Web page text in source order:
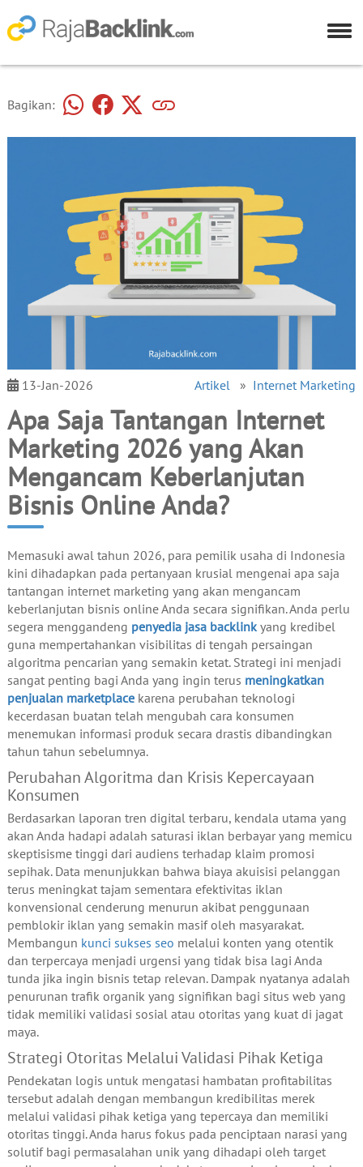
Bagikan:
13-Jan-2026 Artikel » Internet Marketing
Apa Saja Tantangan Internet
Marketing 2026 yang Akan
Mengancam Keberlanjutan
Bisnis Online Anda?
Memasuki awal tahun 2026, para pemilik usaha di Indonesia
kini dihadapkan pada pertanyaan krusial mengenai apa saja
tantangan internet marketing yang akan mengancam
keberlanjutan bisnis online Anda secara signifikan. Anda perlu
segera menggandeng penyedia jasa backlinkyang kredibel
guna mempertahankan visibilitas di tengah persaingan
algoritma pencarian yang semakin ketat. Strategi ini menjadi
sangat penting bagi Anda yang ingin terus meningkatkan
penjualan marketplacekarena perubahan teknologi
kecerdasan buatan telah mengubah cara konsumen
menemukan informasi produk secara drastis dibandingkan
tahun tahun sebelumnya.
Perubahan Algoritma dan Krisis Kepercayaan
Konsumen
Berdasarkan laporan tren digital terbaru, kendala utama yang
akan Anda hadapi adalah saturasi iklan berbayar yang memicu
skeptisisme tinggi dari audiens terhadap klaim promosi
sepihak. Data menunjukkan bahwa biaya akuisisi pelanggan
terus meningkat tajam sementara efektivitas iklan
konvensional cenderung menurun akibat penggunaan
pemblokir iklan yang semakin masif oleh masyarakat.
Membangun kunci sukses seo melalui konten yang otentik
dan terpercaya menjadi urgensi yang tidak bisa lagi Anda
tunda jika ingin bisnis tetap relevan. Dampak nyatanya adalah
penurunan trafik organik yang signifikan bagi situs web yang
tidak memiliki validasi sosial atau otoritas yang kuat di jagat
maya.
Strategi Otoritas Melalui Validasi Pihak Ketiga
Pendekatan logis untuk mengatasi hambatan profitabilitas
tersebut adalah dengan membangun kredibilitas merek
melalui validasi pihak ketiga yang tepercaya dan memiliki
otoritas tinggi. Anda harus fokus pada penciptaan narasi yang
solutif bagi permasalahan unik yang dihadapi oleh target